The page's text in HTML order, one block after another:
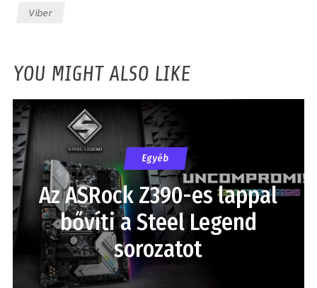
Viber
YOU MIGHT ALSO LIKE
Egyéb
Az ASRock Z390-es lappal
bővíti a Steel Legend
sorozatot